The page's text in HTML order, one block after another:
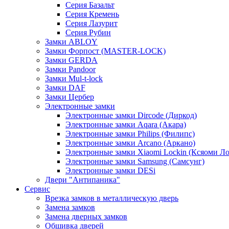
Серия Базальт
Серия Кремень
Серия Лазурит
Серия Рубин
Замки ABLOY
Замки Форпост (MASTER-LOCK)
Замки GERDA
Замки Pandoor
Замки Mul-t-lock
Замки DAF
Замки Цербер
Электронные замки
Электронные замки Dircode (Диркод)
Электронные замки Aqara (Акара)
Электронные замки Philips (Филипс)
Электронные замки Arcano (Аркано)
Электронные замки Xiaomi Lockin (Ксяоми
Электронные замки Samsung (Самсунг)
Электронные замки DESi
Двери "Антипаника"
Сервис
Врезка замков в металлическую дверь
Замена замков
Замена дверных замков
Обшивка дверей